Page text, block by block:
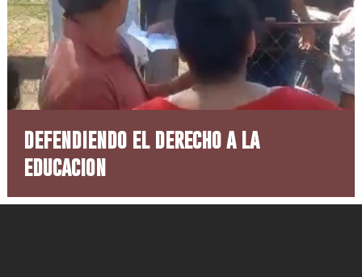
defendiendo el derecho a la
educacion